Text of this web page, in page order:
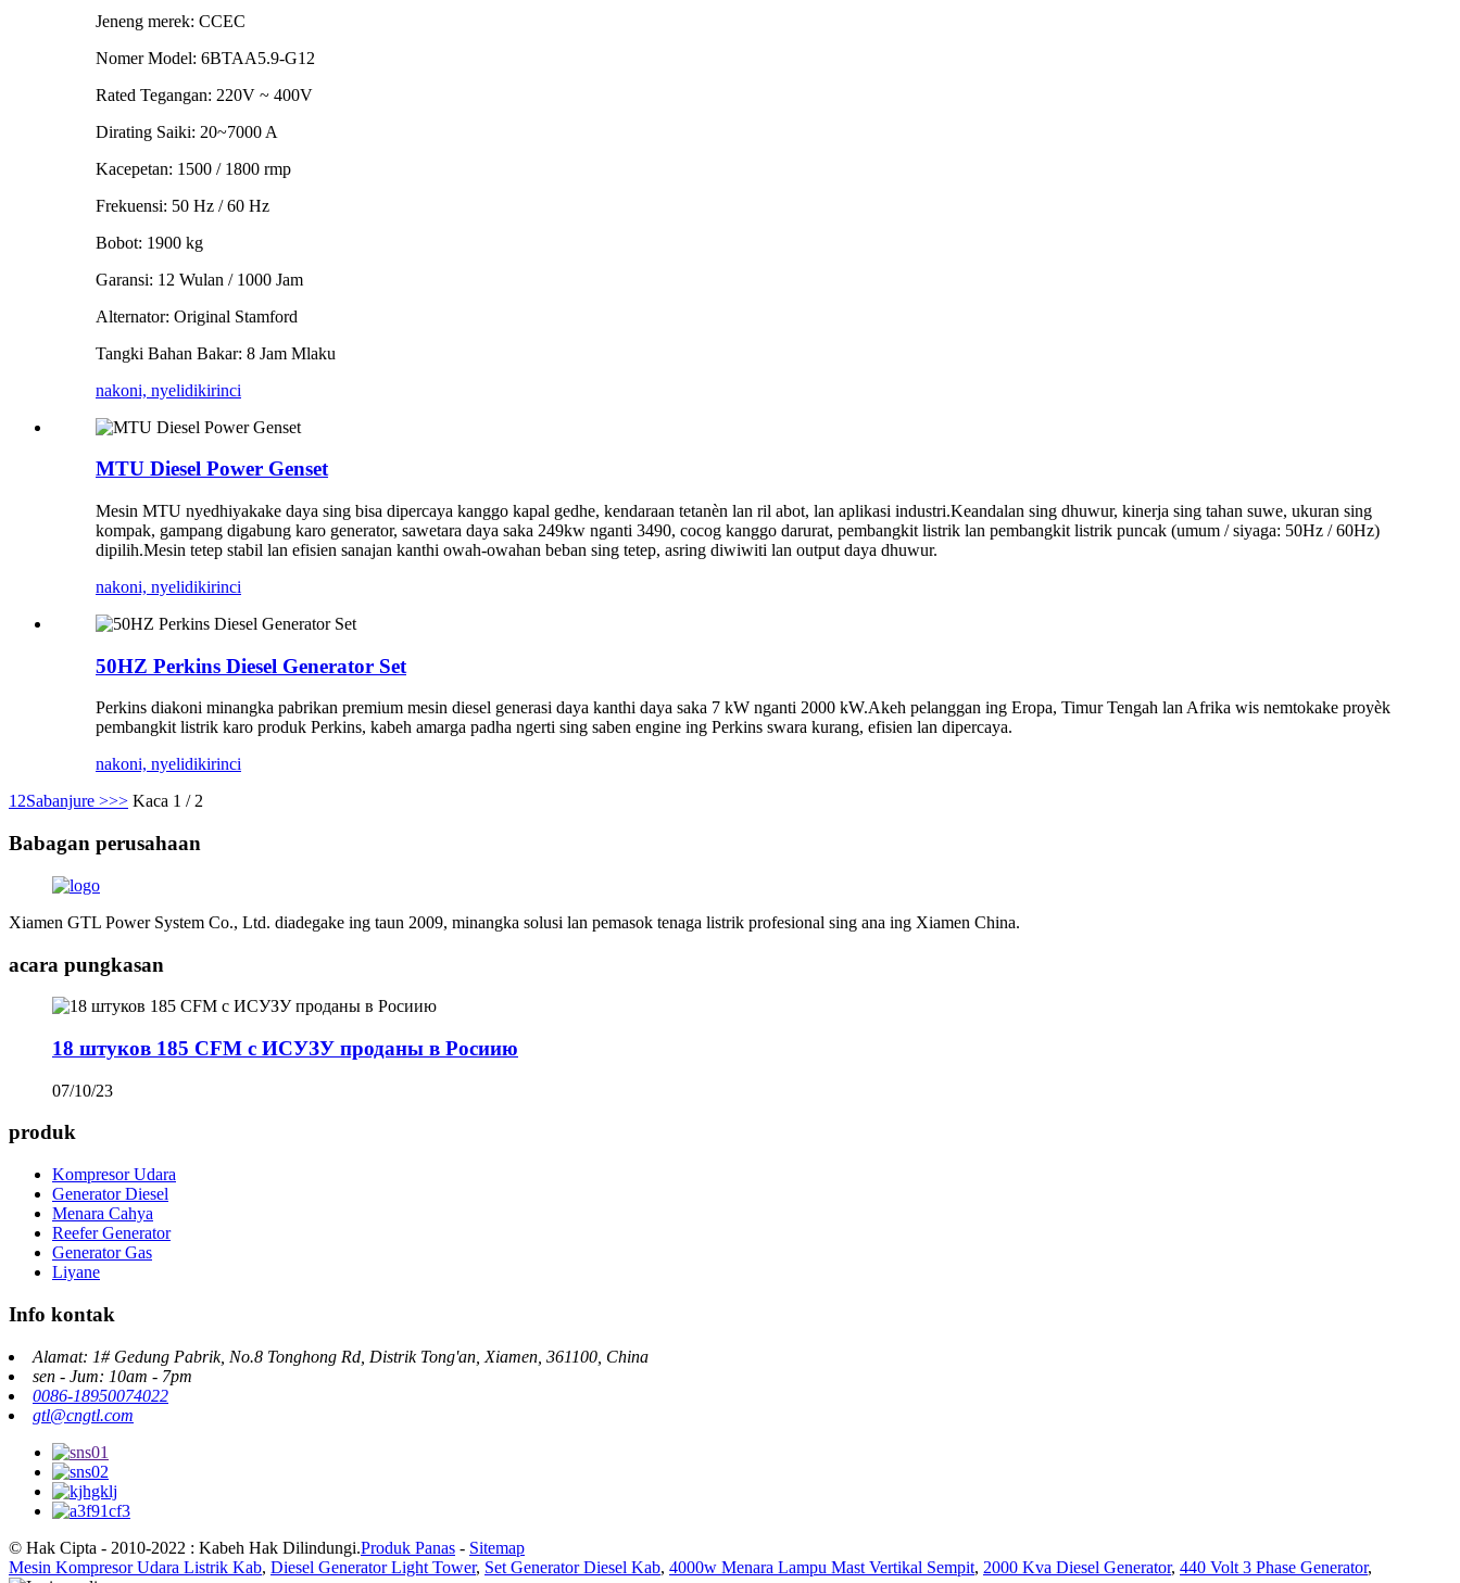
Jeneng merek: CCEC
Nomer Model: 6BTAA5.9-G12
Rated Tegangan: 220V ~ 400V
Dirating Saiki: 20~7000 A
Kacepetan: 1500 / 1800 rmp
Frekuensi: 50 Hz / 60 Hz
Bobot: 1900 kg
Garansi: 12 Wulan / 1000 Jam
Alternator: Original Stamford
Tangki Bahan Bakar: 8 Jam Mlaku
nakoni, nyelidikirinci
MTU Diesel Power Genset
Mesin MTU nyedhiyakake daya sing bisa dipercaya kanggo kapal gedhe, kendaraan tetanèn lan ril abot, lan aplikasi industri.Keandalan sing dhuwur, kinerja sing tahan suwe, ukuran sing
kompak, gampang digabung karo generator, sawetara daya saka 249kw nganti 3490, cocog kanggo darurat, pembangkit listrik lan pembangkit listrik puncak (umum / siyaga: 50Hz / 60Hz)
dipilih.Mesin tetep stabil lan efisien sanajan kanthi owah-owahan beban sing tetep, asring diwiwiti lan output daya dhuwur.
nakoni, nyelidikirinci
50HZ Perkins Diesel Generator Set
Perkins diakoni minangka pabrikan premium mesin diesel generasi daya kanthi daya saka 7 kW nganti 2000 kW.Akeh pelanggan ing Eropa, Timur Tengah lan Afrika wis nemtokake proyèk
pembangkit listrik karo produk Perkins, kabeh amarga padha ngerti sing saben engine ing Perkins swara kurang, efisien lan dipercaya.
nakoni, nyelidikirinci
12Sabanjure >>> Kaca 1 / 2
Babagan perusahaan
Xiamen GTL Power System Co., Ltd. diadegake ing taun 2009, minangka solusi lan pemasok tenaga listrik profesional sing ana ing Xiamen China.
acara pungkasan
18 штуков 185 CFM с ИСУЗУ проданы в Росиию
07/10/23
produk
Kompresor Udara
Generator Diesel
Menara Cahya
Reefer Generator
Generator Gas
Liyane
Info kontak
Alamat: 1# Gedung Pabrik, No.8 Tonghong Rd, Distrik Tong'an, Xiamen, 361100, China
sen - Jum: 10am - 7pm
0086-18950074022
gtl@cngtl.com
© Hak Cipta - 2010-2022 : Kabeh Hak Dilindungi.Produk Panas - Sitemap
Mesin Kompresor Udara Listrik Kab, Diesel Generator Light Tower, Set Generator Diesel Kab, 4000w Menara Lampu Mast Vertikal Sempit, 2000 Kva Diesel Generator, 440 Volt 3 Phase Generator,